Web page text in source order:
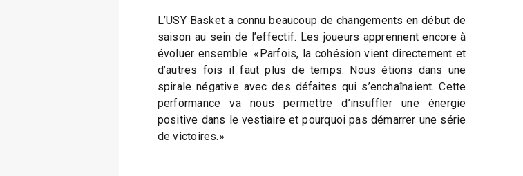
L’USY Basket a connu beaucoup de changements en début de
saison au sein de l’effectif. Les joueurs apprennent encore à
évoluer ensemble. «Parfois, la cohésion vient directement et
d’autres fois il faut plus de temps. Nous étions dans une
spirale négative avec des défaites qui s’enchaînaient. Cette
performance va nous permettre d’insuffler une énergie
positive dans le vestiaire et pourquoi pas démarrer une série
de victoires.»